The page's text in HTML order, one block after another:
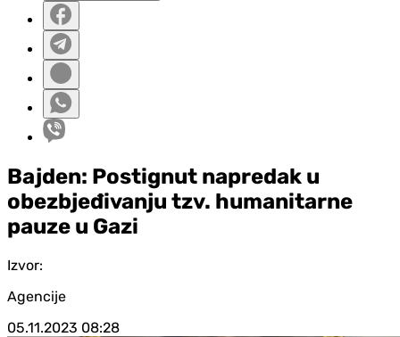
Bajden: Postignut napredak u
obezbjeđivanju tzv. humanitarne
pauze u Gazi
Izvor:
Agencije
05.11.2023 08:28